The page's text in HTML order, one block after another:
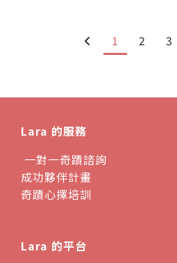
1 2 3
Lara 的服務
一對一奇蹟諮詢
成功夥伴計畫
奇蹟心擇培訓
Lara 的平台